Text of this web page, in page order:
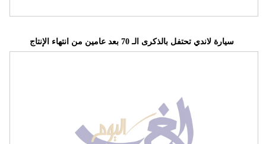
سيارة لاندي تحتفل بالذكرى الـ 70 بعد عامين من انتهاء الإنتاج